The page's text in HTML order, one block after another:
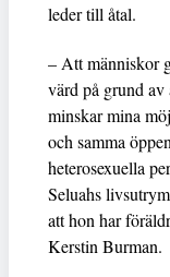
leder till åtal.
– Att människor
värd på grund
minskar mina
och samma
heterosexuella
Seluahs
att hon har
Kerstin Burman.